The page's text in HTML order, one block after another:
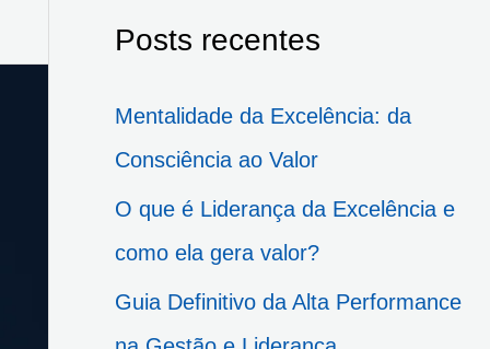
u
i
Posts recentes
Mentalidade da Excelência: da
Consciência ao Valor
O que é Liderança da Excelência e
como ela gera valor?
Guia Definitivo da Alta Performance